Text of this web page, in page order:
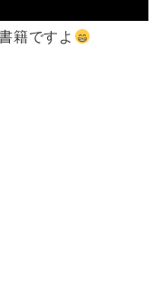
籍ですよ